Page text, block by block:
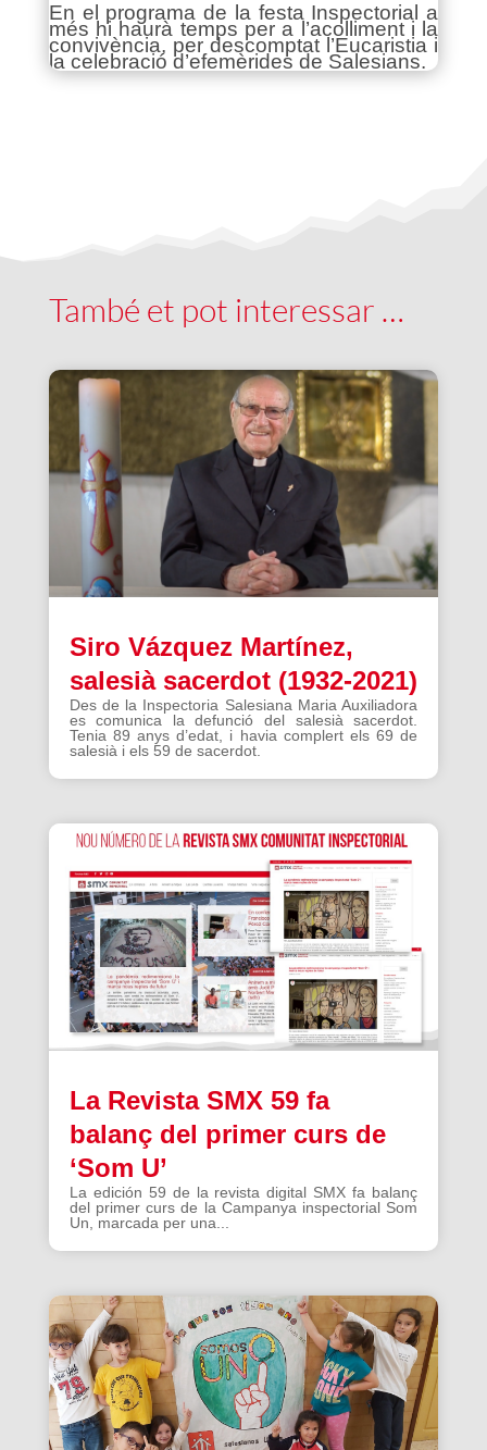
En el programa de la festa Inspectorial a
més hi haurà temps per a l’acolliment i la
convivència, per descomptat l’Eucaristia i
la celebració d’efemèrides de Salesians.
També et pot interessar …
Siro Vázquez Martínez,
salesià sacerdot (1932-2021)
Des de la Inspectoria Salesiana Maria Auxiliadora
es comunica la defunció del salesià sacerdot.
Tenia 89 anys d’edat, i havia complert els 69 de
salesià i els 59 de sacerdot.
La Revista SMX 59 fa
balanç del primer curs de
‘Som U’
La edición 59 de la revista digital SMX fa balanç
del primer curs de la Campanya inspectorial Som
Un, marcada per una...